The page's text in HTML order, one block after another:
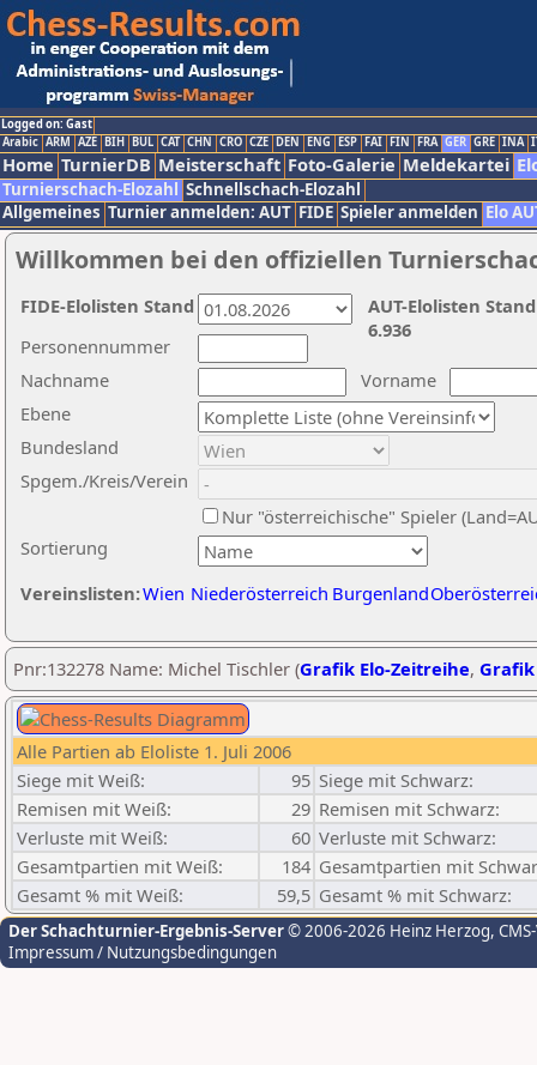
Logged on: Gast
Arabic ARM AZE BIH BUL CAT CHN CRO CZE DEN ENG ESP FAI FIN FRA GER GRE INA
Home TurnierDB Meisterschaft Foto-Galerie Meldekartei
Turnierschach-Elozahl Schnellschach-Elozahl
Allgemeines Turnier anmelden: AUT FIDE Spieler anmelden Elo
Willkommen bei den offiziellen
Nachname
Vorname
Ebene
Sortierung
Personennummer
Bundesland
Spgem./Kreis/Verein
Nur "österreichische" Spieler
Vereinslisten:Wien Niederösterreich Burgenland
AUT-Elolisten
6.936
FIDE-Elolisten Stand
Pnr:132278 Name: Michel Tischler (Grafik Elo-Zeitreihe,
Alle Partien ab Eloliste 1. Juli 2006
Siege mit Weiß:
95 Siege mit Schwarz:
Remisen mit Weiß:
29 Remisen mit Schwarz:
Verluste mit Weiß:
60 Verluste mit Schwarz:
Gesamtpartien mit Weiß:
184 Gesamtpartien mit
Gesamt % mit Weiß:
59,5 Gesamt % mit Schwarz:
Der Schachturnier-Ergebnis-Server© 2006-2026 Heinz Herzog,
Impressum / Nutzungsbedingungen